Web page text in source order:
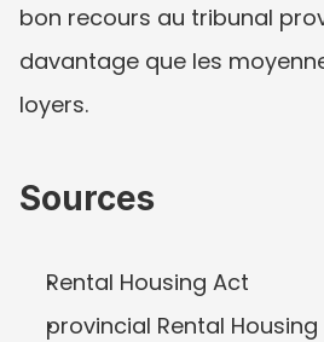
bon recours au tribunal
davantage que les
loyers.
Sources
Rental Housing Act
provincial Rental